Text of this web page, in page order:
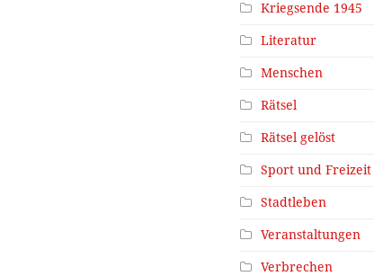
Kriegsende 1945
Literatur
Menschen
Rätsel
Rätsel gelöst
Sport und Freizeit
Stadtleben
Veranstaltungen
Verbrechen